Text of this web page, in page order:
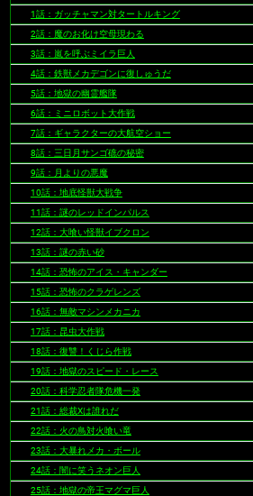
1話：ガッチャマン対タートルキング
2話：魔のお化け空母現わる
3話：嵐を呼ぶミイラ巨人
4話：鉄獣メカデゴンに復しゅうだ
5話：地獄の幽霊艦隊
6話：ミニロボット大作戦
7話：ギャラクターの大航空ショー
8話：三日月サンゴ礁の秘密
9話：月よりの悪魔
10話：地底怪獣大戦争
11話：謎のレッドインパルス
12話：大喰い怪獣イブクロン
13話：謎の赤い砂
14話：恐怖のアイス・キャンダー
15話：恐怖のクラゲレンズ
16話：無敵マシンメカニカ
17話：昆虫大作戦
18話：復讐！くじら作戦
19話：地獄のスピード・レース
20話：科学忍者隊危機一発
21話：総裁Xは誰れだ
22話：火の鳥対火喰い竜
23話：大暴れメカ・ボール
24話：闇に笑うネオン巨人
25話：地獄の帝王マグマ巨人